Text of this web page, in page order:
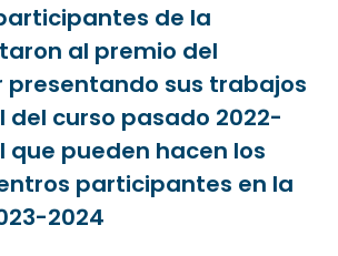
de la
al premio del
presentando sus trabajos
del curso pasado 2022-
que pueden hacen los
participantes en la
2024